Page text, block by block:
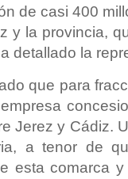
de casi 400
y la provincia,
detallado la
que para
Jerez y Cádiz.
a tenor de
esta comarca